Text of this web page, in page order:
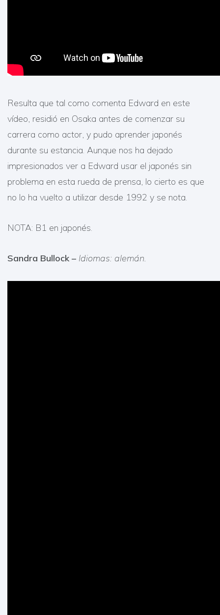
Resulta que tal como comenta Edward en este
vídeo, residió en Osaka antes de comenzar su
carrera como actor, y pudo aprender japonés
durante su estancia. Aunque nos ha dejado
impresionados ver a Edward usar el japonés sin
problema en esta rueda de prensa, lo cierto es que
no lo ha vuelto a utilizar desde 1992 y se nota.
NOTA: B1 en japonés.
Sandra Bullock – Idiomas: alemán.